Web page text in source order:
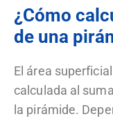
¿Cómo
de una
El área
calculada al
la pirámide.